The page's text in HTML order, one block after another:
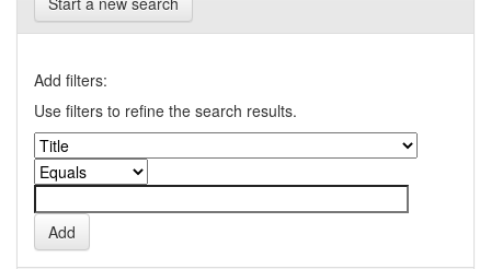
Add filters:
Use filters to refine the search results.